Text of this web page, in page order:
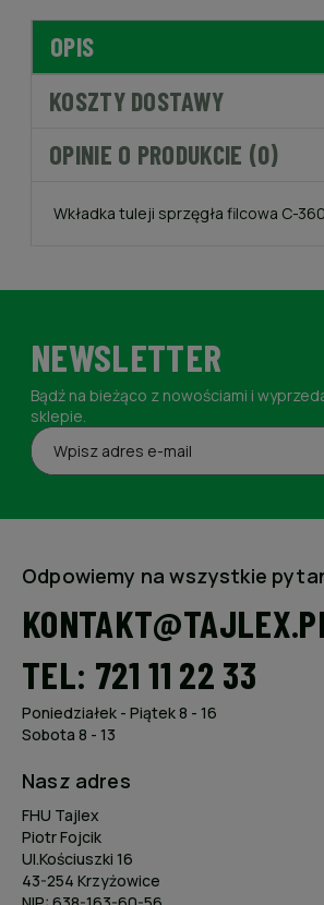
OPIS
KOSZTY DOSTAWY
OPINIE O PRODUKCIE (0)
Wkładka tuleji sprzęgła filcowa C-
NEWSLETTER
Bądź na bieżąco z nowościami i
sklepie.
Odpowiemy na wszystkie
TEL: 721 11 22 33
Poniedziałek - Piątek 8 - 16
Sobota 8 - 13
Nasz adres
FHU Tajlex
Piotr Fojcik
Ul.Kościuszki 16
43-254 Krzyżowice